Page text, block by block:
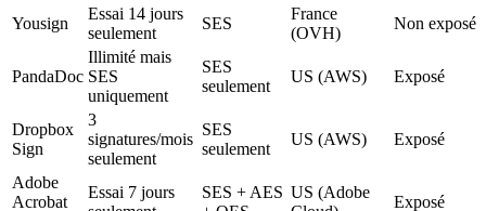
Yousign
Essai 14 jours
seulement
SES
France
(OVH)
Non exposé
PandaDoc
Illimité mais
SES
uniquement
SES
seulement
US (AWS) Exposé
Dropbox
Sign
3
signatures/mois
seulement
SES
seulement
US (AWS) Exposé
Adobe
Acrobat
Essai 7 jours
SES + AES US (Adobe
Exposé